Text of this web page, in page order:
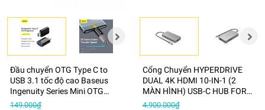
Đầu chuyển OTG Type C to
USB 3.1 tốc độ cao Baseus
Ingenuity Series Mini OTG
Gen2
149.000₫
Cổng Chuyển HYPERDRIVE
DUAL 4K HDMI 10-IN-1 (2
MÀN HÌNH) USB-C HUB FOR
MACBOOK M1 HDM1H
4.900.000₫